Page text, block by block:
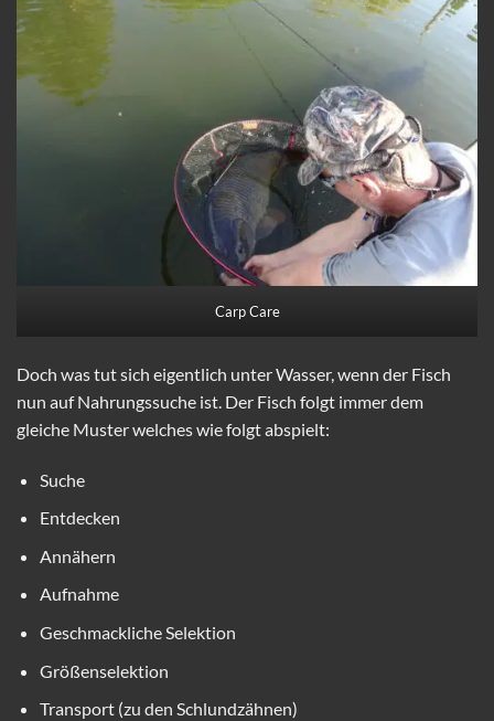
Carp Care
Doch was tut sich eigentlich unter Wasser, wenn der Fisch
nun auf Nahrungssuche ist. Der Fisch folgt immer dem
gleiche Muster welches wie folgt abspielt:
Suche
Entdecken
Annähern
Aufnahme
Geschmackliche Selektion
Größenselektion
Transport (zu den Schlundzähnen)